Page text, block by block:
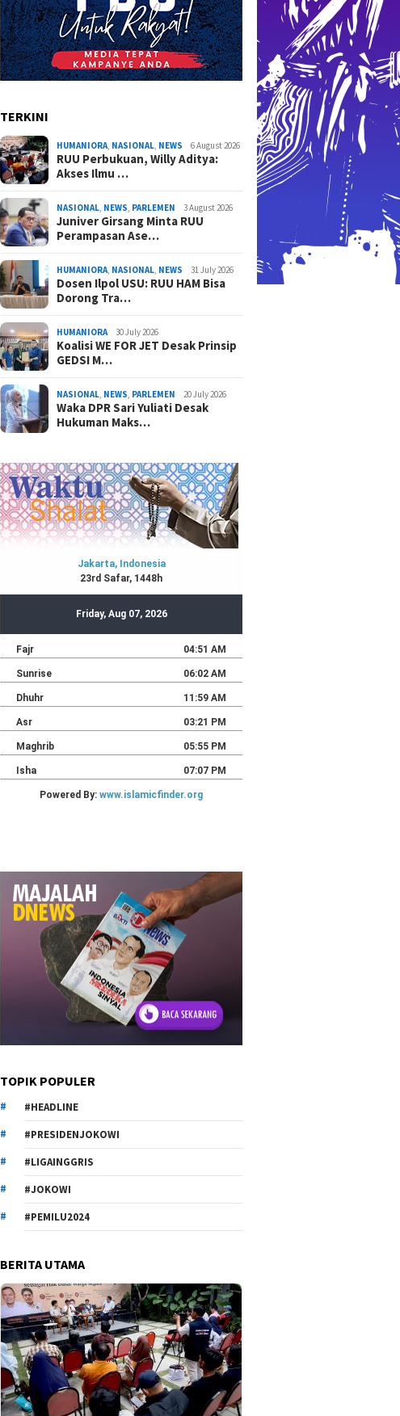
TERKINI
HUMANIORA NASIONAL NEWS 6 August 2026
RUU Perbukuan, Willy Aditya:
Akses Ilmu …
NASIONAL NEWS PARLEMEN 3 August 2026
Juniver Girsang Minta RUU
Perampasan Ase…
HUMANIORA NASIONAL NEWS 31 July 2026
Dosen Ilpol USU: RUU HAM Bisa
Dorong Tra…
HUMANIORA 30 July 2026
Koalisi WE FOR JET Desak Prinsip
GEDSI M…
NASIONAL NEWS PARLEMEN 20 July 2026
Waka DPR Sari Yuliati Desak
Hukuman Maks…
TOPIK POPULER
#HEADLINE
#PRESIDENJOKOWI
#LIGAINGGRIS
#JOKOWI
#PEMILU2024
BERITA UTAMA